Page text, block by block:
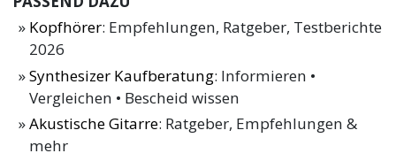
Kopfhörer: Empfehlungen, Ratgeber, Testberichte
2026
Synthesizer Kaufberatung: Informieren •
Vergleichen • Bescheid wissen
Akustische Gitarre: Ratgeber, Empfehlungen &
mehr